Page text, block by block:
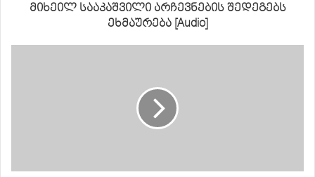
მიხეილ სააკაშვილი არჩევნების შედეგებს
ეხმაურება [Audio]